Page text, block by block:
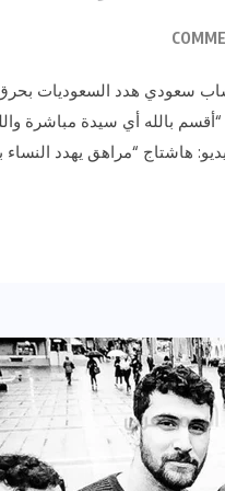
سعودي هدد السعوديات بحرق
بالله أي سيدة مباشرة والله
هاشتاج “مراهق يهدد النساء